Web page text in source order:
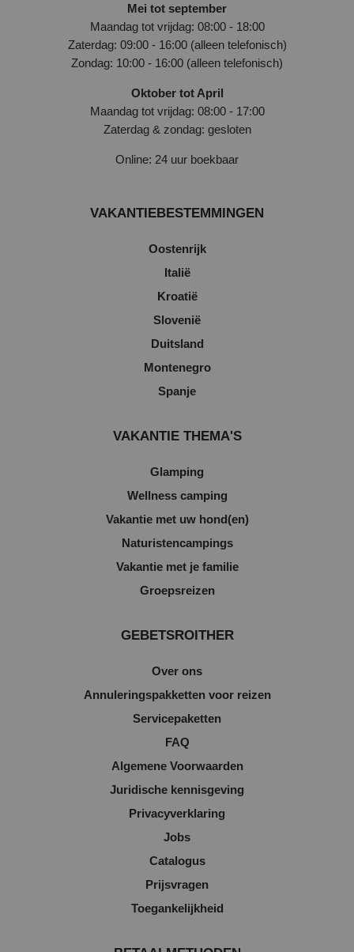
Mei tot september
Maandag tot vrijdag: 08:00 - 18:00
Zaterdag: 09:00 - 16:00 (alleen telefonisch)
Zondag: 10:00 - 16:00 (alleen telefonisch)
Oktober tot April
Maandag tot vrijdag: 08:00 - 17:00
Zaterdag & zondag: gesloten
Online: 24 uur boekbaar
VAKANTIEBESTEMMINGEN
Oostenrijk
Italië
Kroatië
Slovenië
Duitsland
Montenegro
Spanje
VAKANTIE THEMA'S
Glamping
Wellness camping
Vakantie met uw hond(en)
Naturistencampings
Vakantie met je familie
Groepsreizen
GEBETSROITHER
Over ons
Annuleringspakketten voor reizen
Servicepaketten
FAQ
Algemene Voorwaarden
Juridische kennisgeving
Privacyverklaring
Jobs
Catalogus
Prijsvragen
Toegankelijkheid